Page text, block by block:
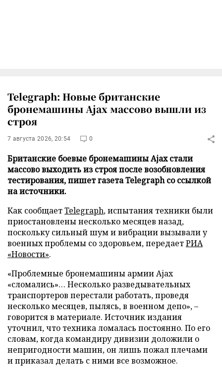
Telegraph: Новые британские
бронемашины Ajax массово вышли из
строя
7 августа 2026, 20:54 0
Британские боевые бронемашины Ajax стали
массово выходить из строя после возобновления
тестирования, пишет газета Telegraph со ссылкой
на источники.
Как сообщаетTelegraph, испытания техники были
приостановлены несколько месяцев назад,
поскольку сильный шум и вибрации вызывали у
военных проблемы со здоровьем, передаетРИА
«Новости».
«Проблемные бронемашины армии Ajax
«сломались»… Несколько разведывательных
транспортеров перестали работать, проведя
несколько месяцев, пылясь, в военном депо», –
говорится в материале. Источник издания
уточнил, что техника ломалась постоянно. По его
словам, когда командиру дивизии доложили о
непригодности машин, он лишь пожал плечами
и приказал делать с ними все возможное.